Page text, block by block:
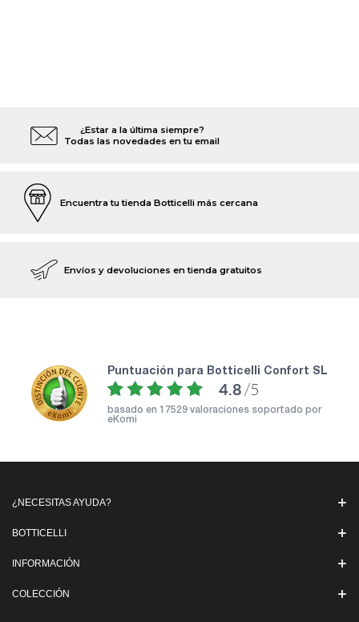
¿Estar a la última siempre?
Todas las novedades en tu email
Encuentra tu tienda Botticelli más cercana
Envíos y devoluciones en tienda gratuitos
puntuación para Botticelli Confort SL
4.8 /5
basado en 17529 valoraciones soportado por
eKomi
¿NECESITAS AYUDA?
BOTTICELLI
INFORMACIÓN
COLECCIÓN